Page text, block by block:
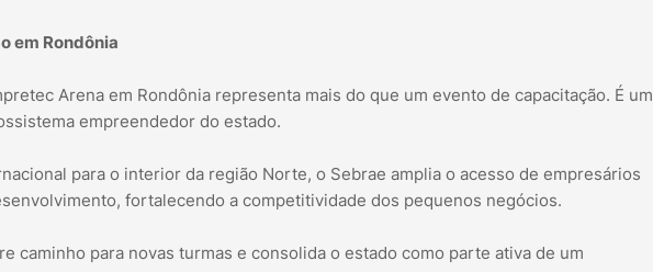
em Rondônia
Arena em Rondônia representa mais do que um evento de capacitação. É um
empreendedor do estado.
para o interior da região Norte, o Sebrae amplia o acesso de empresários
fortalecendo a competitividade dos pequenos negócios.
caminho para novas turmas e consolida o estado como parte ativa de um